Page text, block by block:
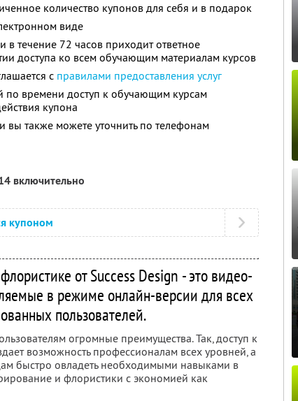
количество купонов для себя и в подарок
виде
течение 72 часов приходит ответное
доступа ко всем обучающим материалам курсов
с правилами предоставления услуг
по времени доступ к обучающим курсам
купона
также можете уточнить по телефонам
включительно
купоном
от Success Design - это видео-
в режиме онлайн-версии для всех
пользователей.
огромные преимущества. Так, доступ к
возможность профессионалам всех уровней, а
быстро овладеть необходимыми навыками в
и флористики с экономией как